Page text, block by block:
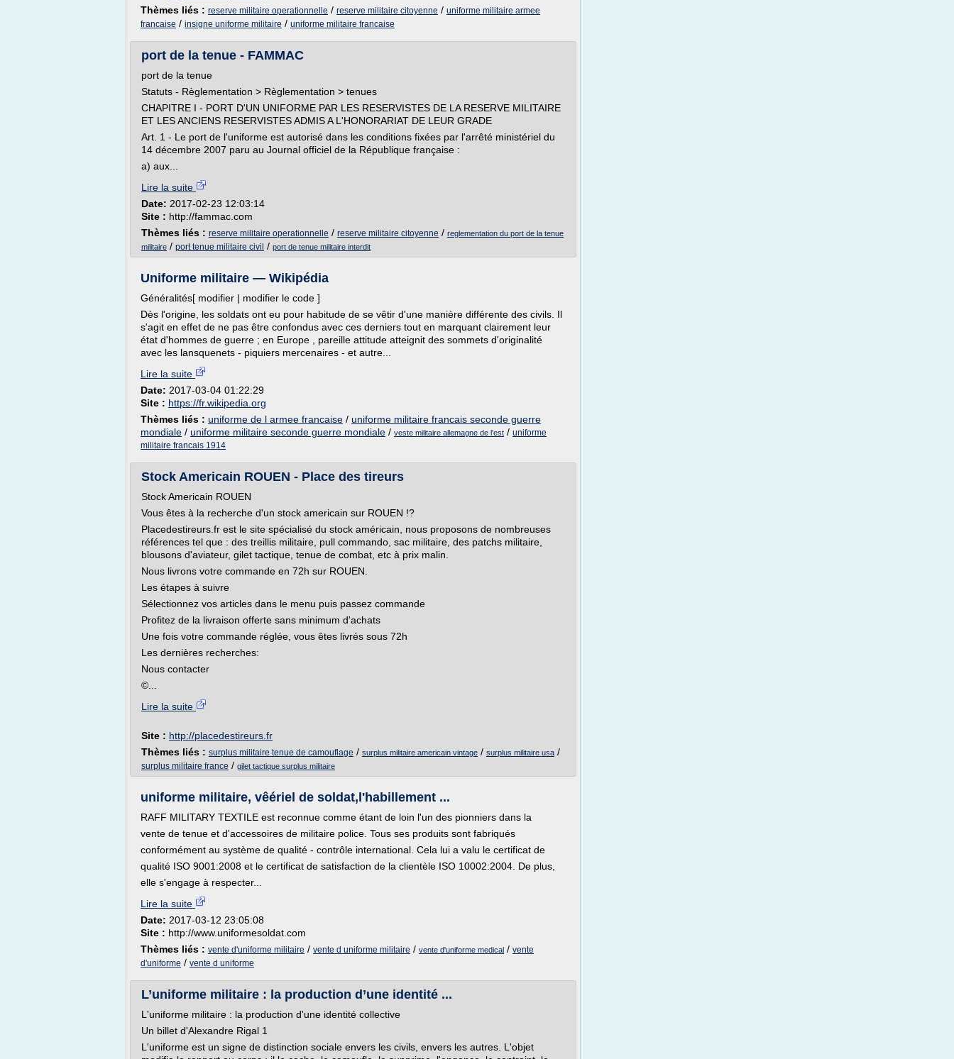
Thèmes liés : reserve militaire operationnelle / reserve militaire citoyenne / uniforme militaire armee
francaise / insigne uniforme militaire / uniforme militaire francaise
port de la tenue - FAMMAC
port de la tenue
Statuts - Règlementation > Règlementation > tenues
CHAPITRE I - PORT D'UN UNIFORME PAR LES RESERVISTES DE LA RESERVE MILITAIRE
ET LES ANCIENS RESERVISTES ADMIS A L'HONORARIAT DE LEUR GRADE
Art. 1 - Le port de l'uniforme est autorisé dans les conditions fixées par l'arrêté ministériel du
14 décembre 2007 paru au Journal officiel de la République française :
a) aux...
Lire la suite
Date: 2017-02-23 12:03:14
Site : http://fammac.com
Thèmes liés : reserve militaire operationnelle / reserve militaire citoyenne / reglementation du port de la tenue
militaire / port tenue militaire civil / port de tenue militaire interdit
Uniforme militaire — Wikipédia
Généralités[ modifier | modifier le code ]
Dès l'origine, les soldats ont eu pour habitude de se vêtir d'une manière différente des civils. Il
s'agit en effet de ne pas être confondus avec ces derniers tout en marquant clairement leur
état d'hommes de guerre ; en Europe , pareille attitude atteignit des sommets d'originalité
avec les lansquenets - piquiers mercenaires - et autre...
Lire la suite
Date: 2017-03-04 01:22:29
Site : https://fr.wikipedia.org
Thèmes liés : uniforme de l armee francaise / uniforme militaire francais seconde guerre
mondiale / uniforme militaire seconde guerre mondiale / veste militaire allemagne de l'est / uniforme
militaire francais 1914
Stock Americain ROUEN - Place des tireurs
Stock Americain ROUEN
Vous êtes à la recherche d'un stock americain sur ROUEN !?
Placedestireurs.fr est le site spécialisé du stock américain, nous proposons de nombreuses
références tel que : des treillis militaire, pull commando, sac militaire, des patchs militaire,
blousons d'aviateur, gilet tactique, tenue de combat, etc à prix malin.
Nous livrons votre commande en 72h sur ROUEN.
Les étapes à suivre
Sélectionnez vos articles dans le menu puis passez commande
Profitez de la livraison offerte sans minimum d'achats
Une fois votre commande réglée, vous êtes livrés sous 72h
Les dernières recherches:
Nous contacter
©...
Lire la suite
Site : http://placedestireurs.fr
Thèmes liés : surplus militaire tenue de camouflage / surplus militaire americain vintage / surplus militaire usa /
surplus militaire france / gilet tactique surplus militaire
uniforme militaire, vêériel de soldat,l'habillement ...
RAFF MILITARY TEXTILE est reconnue comme étant de loin l'un des pionniers dans la
vente de tenue et d'accessoires de militaire police. Tous ses produits sont fabriqués
conformément au système de qualité - contrôle international. Cela lui a valu le certificat de
qualité ISO 9001:2008 et le certificat de satisfaction de la clientèle ISO 10002:2004. De plus,
elle s'engage à respecter...
Lire la suite
Date: 2017-03-12 23:05:08
Site : http://www.uniformesoldat.com
Thèmes liés : vente d'uniforme militaire / vente d uniforme militaire / vente d'uniforme medical / vente
d'uniforme / vente d uniforme
L’uniforme militaire : la production d’une identité ...
L'uniforme militaire : la production d'une identité collective
Un billet d'Alexandre Rigal 1
L'uniforme est un signe de distinction sociale envers les civils, envers les autres. L'objet